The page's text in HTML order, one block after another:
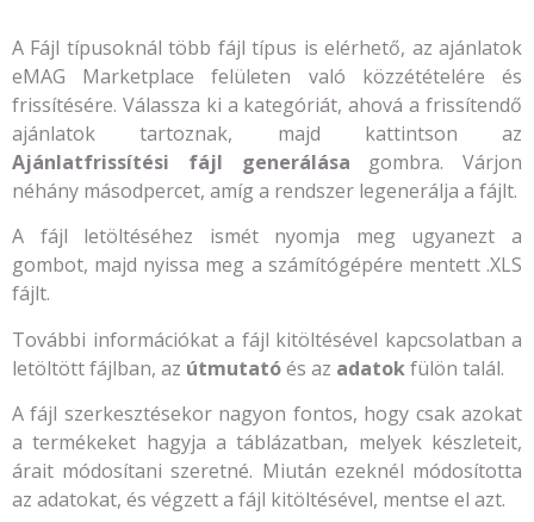
A Fájl típusoknál több fájl típus is elérhető, az ajánlatok
eMAG Marketplace felületen való közzétételére és
frissítésére. Válassza ki a kategóriát, ahová a frissítendő
ajánlatok tartoznak, majd kattintson az
Ajánlatfrissítési fájl generálása gombra. Várjon
néhány másodpercet, amíg a rendszer legenerálja a fájlt.
A fájl letöltéséhez ismét nyomja meg ugyanezt a
gombot, majd nyissa meg a számítógépére mentett .XLS
fájlt.
További információkat a fájl kitöltésével kapcsolatban a
letöltött fájlban, az útmutatóés az adatokfülön talál.
A fájl szerkesztésekor nagyon fontos, hogy csak azokat
a termékeket hagyja a táblázatban, melyek készleteit,
árait módosítani szeretné. Miután ezeknél módosította
az adatokat, és végzett a fájl kitöltésével, mentse el azt.